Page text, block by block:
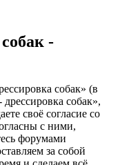
-
собак» (в
собак»,
своё согласие со
с ними,
форумами
за собой